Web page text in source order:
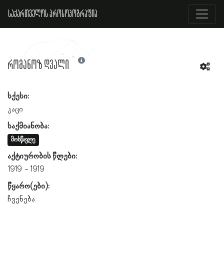
საქართველოს პროსოპოგრაფია
რომანოზ დვალი
სქესი:
კაცი
საქმიანობა:
მოსწავლე
აქტიურობის წლები:
1919
1919
წყარო(ები):
ჩვენება